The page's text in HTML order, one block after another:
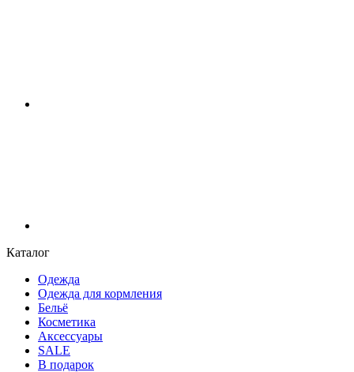
Каталог
Одежда
Одежда для кормления
Бельё
Косметика
Аксессуары
SALE
В подарок